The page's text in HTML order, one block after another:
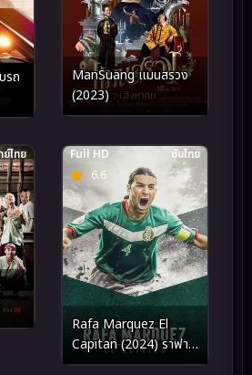
รถ
ManSuang แมนสรวง
(2023)
ไทย
6.6
Full HD ซับไทย
Rafa Marquez El
Capitan (2024) ราฟา
มาร์เกซ